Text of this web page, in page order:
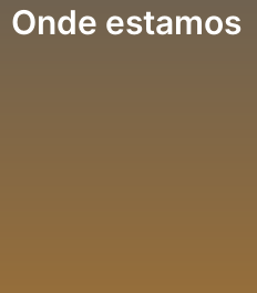
Onde estamos